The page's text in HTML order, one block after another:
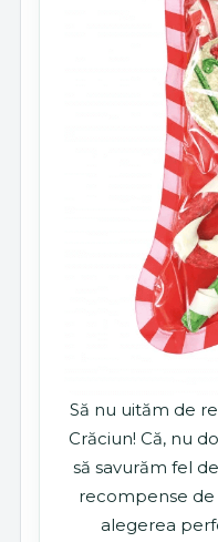
Să nu uităm de
Crăciun! Că, nu
să savurăm fel
recompense de
alegerea